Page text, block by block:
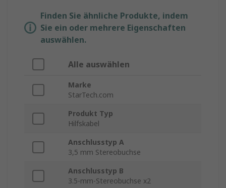
Finden Sie ähnliche Produkte, indem
Sie ein oder mehrere Eigenschaften
auswählen.
Alle auswählen
Marke
StarTech.com
Produkt Typ
Hilfskabel
Anschlusstyp A
3,5 mm Stereobuchse
Anschlusstyp B
3.5-mm-Stereobuchse x2